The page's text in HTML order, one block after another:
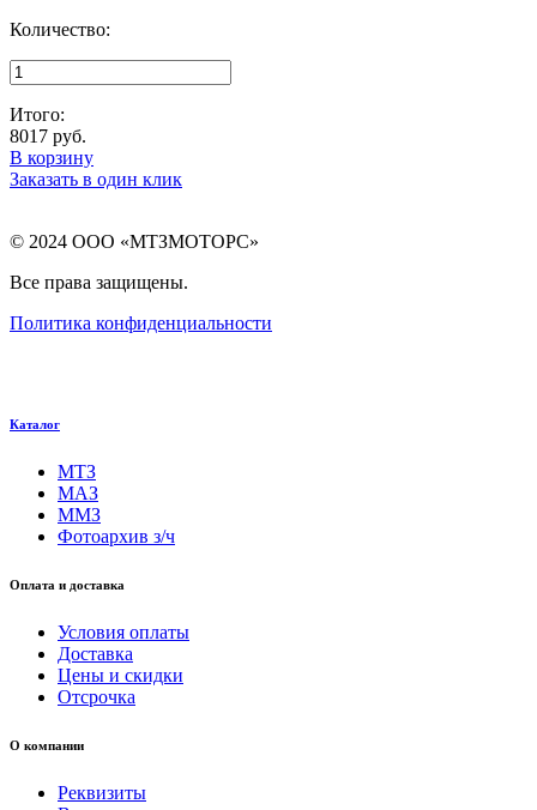
Количество:
Итого:
8017 руб.
В корзину
Заказать в один клик
© 2024 ООО «МТЗМОТОРС»
Все права защищены.
Политика конфиденциальности
Каталог
МТЗ
МАЗ
ММЗ
Фотоархив з/ч
Оплата и доставка
Условия оплаты
Доставка
Цены и скидки
Отсрочка
О компании
Реквизиты